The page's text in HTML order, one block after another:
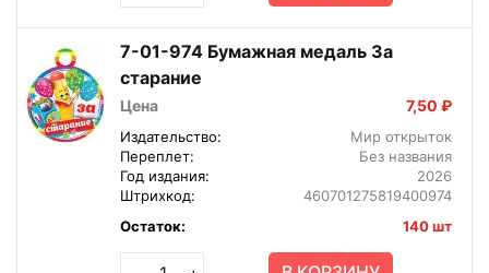
7-01-974 Бумажная медаль За
старание
Цена 7,50 ₽
Издательство:
Мир открыток
Переплет:
Без названия
Год издания:
2026
Штрихкод:
460701275819400974
Остаток:
140 шт